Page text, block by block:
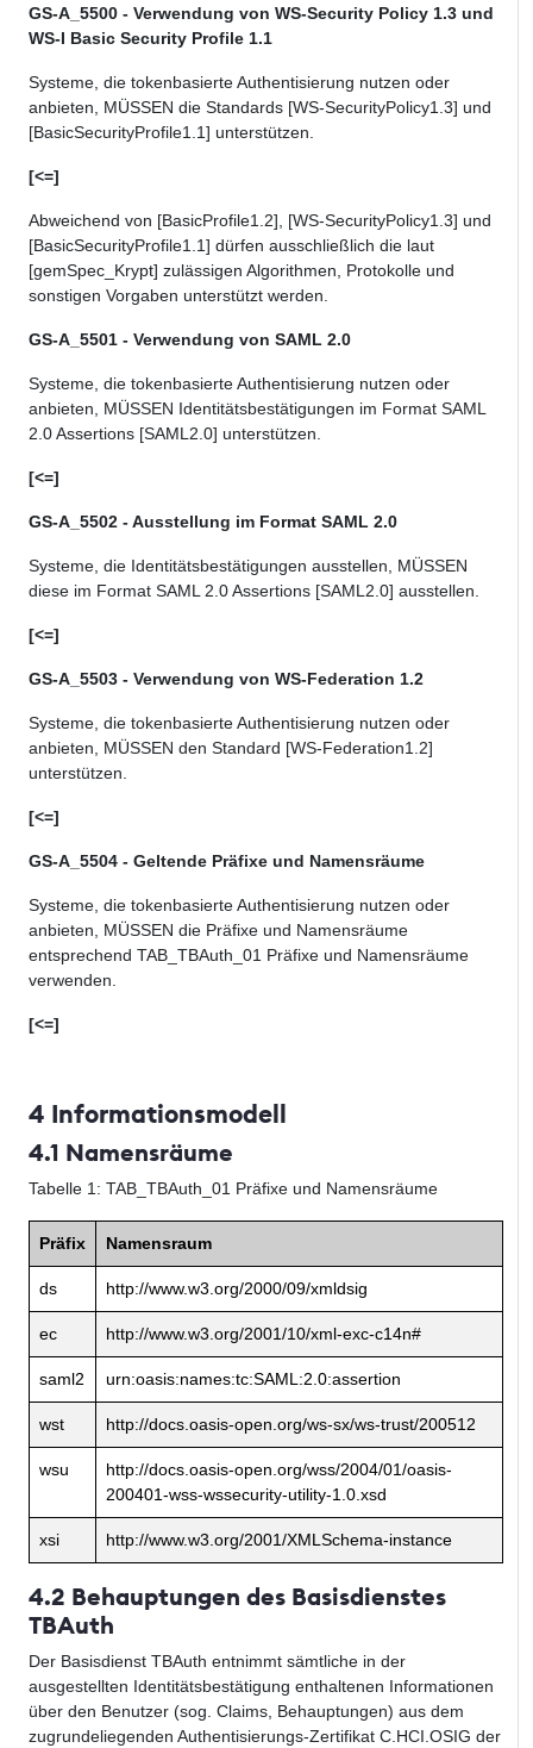
GS-A_5500 - Verwendung von WS-Security Policy 1.3 und
WS-I Basic Security Profile 1.1
Systeme, die tokenbasierteAuthentisierung nutzen oder
anbieten, MÜSSEN die Standards [WS-SecurityPolicy1.3] und
[BasicSecurityProfile1.1] unterstützen
[<=]
Abweichend von [BasicProfile1.2], [WS-SecurityPolicy1.3] und
[BasicSecurityProfile1.1] dürfen ausschließlich die laut
[gemSpec_Krypt] zulässigen Algorithmen, Protokolle und
sonstigen Vorgaben unterstützt werden.
GS-A_5501 - Verwendung von SAML 2.0
Systeme, die tokenbasierteAuthentisierung nutzen oder
anbieten, MÜSSEN Identitätsbestätigungen im Format SAML
2.0Assertions [SAML2.0] unterstützen
[<=]
GS-A_5502 - Ausstellung im Format SAML 2.0
Systeme, die Identitätsbestätigungen ausstellen, MÜSSEN
diese im Format SAML 2.0Assertions [SAML2.0] ausstellen
[<=]
GS-A_5503 - Verwendung von WS-Federation 1.2
Systeme, die tokenbasierteAuthentisierung nutzen oder
anbieten, MÜSSEN den Standard [WS-Federation1.2]
unterstützen
[<=]
GS-A_5504 - Geltende Präfixe und Namensräume
Systeme, die tokenbasierteAuthentisierung nutzen oder
anbieten, MÜSSEN die Präfixe und Namensräume
entsprechend TAB_TBAuth_01 Präfixe und Namensräume
verwenden
[<=]
4 Informationsmodell
4.1 Namensräume
Tabelle 1 : TAB_TBAuth_01 Präfixe und Namensräume
Präfix Namensraum
ds http://www.w3.org/2000/09/xmldsig
ec http://www.w3.org/2001/10/xml-exc-c14n#
saml2 urn:oasis:names:tc:SAML:2.0:assertion
wst http://docs.oasis-open.org/ws-sx/ws-trust/200512
wsu
http://docs.oasis-open.org/wss/2004/01/oasis-
200401-wss-wssecurity-utility-1.0.xsd
xsi http://www.w3.org/2001/XMLSchema-instance
4.2 Behauptungen des Basisdienstes
TBAuth
Der Basisdienst TBAuth entnimmt sämtliche in der
ausgestellten Identitätsbestätigung enthaltenen Informationen
über den Benutzer (sog. Claims, Behauptungen) aus dem
zugrundeliegenden Authentisierungs-Zertifikat C.HCI.OSIG der